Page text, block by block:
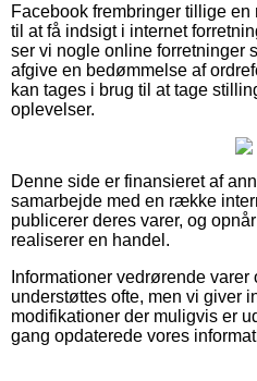
Facebook frembringer tillige
til at få indsigt i internet
ser vi nogle online forretninger
afgive en bedømmelse af
kan tages i brug til at tage
oplevelser.
Denne side er finansieret af
samarbejde med en række
publicerer deres varer, og
realiserer en handel.
Informationer vedrørende
understøttes ofte, men vi giver
modifikationer der muligvis er
gang opdaterede vores